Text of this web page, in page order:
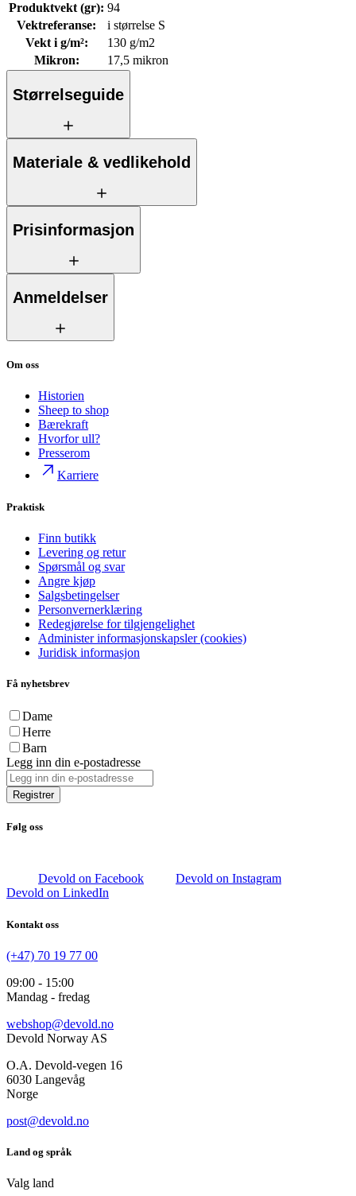
Produktvekt (gr): 94
Vektreferanse:
i størrelse S
Vekt i g/m²:
130 g/m2
Mikron: 17,5 mikron
Størrelseguide
Materiale & vedlikehold
Prisinformasjon
Anmeldelser
Om oss
Historien
Sheep to shop
Bærekraft
Hvorfor ull?
Presserom
Karriere
Praktisk
Finn butikk
Levering og retur
Spørsmål og svar
Angre kjøp
Salgsbetingelser
Personvernerklæring
Redegjørelse for tilgjengelighet
Administer informasjonskapsler (cookies)
Juridisk informasjon
Få nyhetsbrev
Dame
Herre
Barn
Legg inn din e-postadresse
Registrer
Følg oss
Devold on Facebook
Devold on Instagram
Devold on LinkedIn
Kontakt oss
(+47) 70 19 77 00
09:00 - 15:00
Mandag - fredag
webshop@devold.no
Devold Norway AS
O.A. Devold-vegen 16
6030 Langevåg
Norge
post@devold.no
Land og språk
Valg land